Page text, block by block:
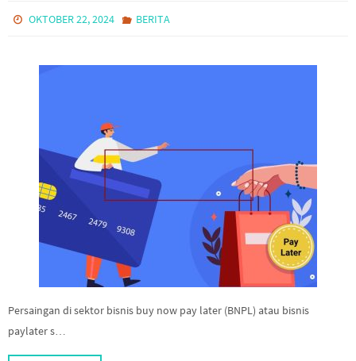
OKTOBER 22, 2024 BERITA
Persaingan di sektor bisnis buy now pay later (BNPL) atau bisnis
paylater s…